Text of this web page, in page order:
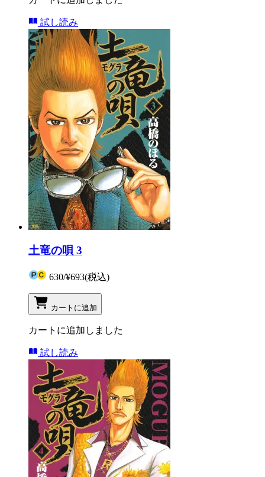
試し読み
土竜の唄 3
630/¥693(税込)
カートに追加
カートに追加しました
試し読み